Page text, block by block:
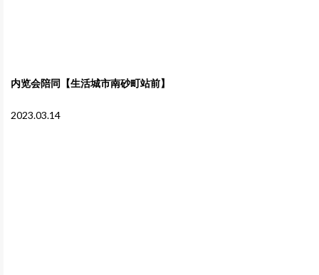
内览会陪同【生活城市南砂町站前】
2023.03.14